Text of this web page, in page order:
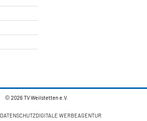
© 2026 TV Weilstetten e.V.
DATENSCHUTZDIGITALE WERBEAGENTUR